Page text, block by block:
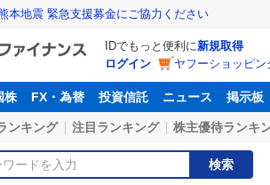
本地震 緊急支援募金にご協力ください
IDでもっと便利に新規取得
ログイン
ヤフーショッピ
株 FX・為替 投資信託 ニュース 掲示板
ンキング 注目ランキング 株主優待ランキ
検索